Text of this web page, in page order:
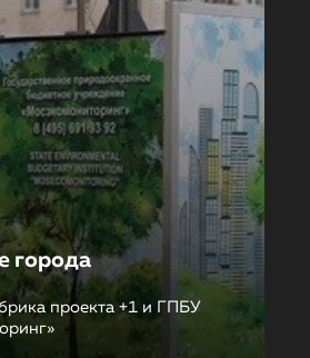
города
проекта +1 и ГПБУ